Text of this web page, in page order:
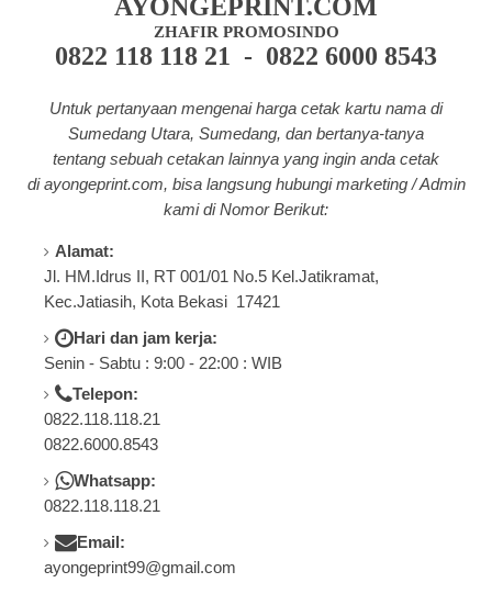
AYONGEPRINT.COM
ZHAFIR PROMOSINDO
0822 118 118 21 - 0822 6000 8543
Untuk pertanyaan mengenai harga cetak kartu nama di
Sumedang Utara, Sumedang, dan bertanya-tanya
tentang sebuah cetakan lainnya yang ingin anda cetak
di ayongeprint.com, bisa langsung hubungi marketing / Admin
kami di Nomor Berikut:
Alamat:
Jl. HM.Idrus II, RT 001/01 No.5 Kel.Jatikramat,
Kec.Jatiasih, Kota Bekasi 17421
Hari dan jam kerja:
Senin - Sabtu : 9:00 - 22:00 : WIB
Telepon:
0822.118.118.21
0822.6000.8543
Whatsapp:
0822.118.118.21
Email:
ayongeprint99@gmail.com